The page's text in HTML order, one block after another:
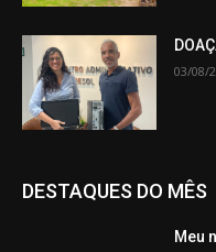
03/08/
DESTAQUES DO MÊS
Meu